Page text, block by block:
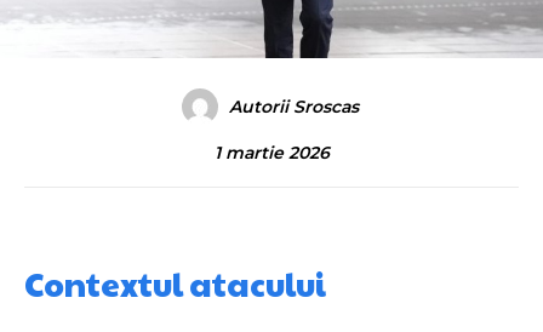
Autorii Sroscas
1 martie 2026
Contextul atacului